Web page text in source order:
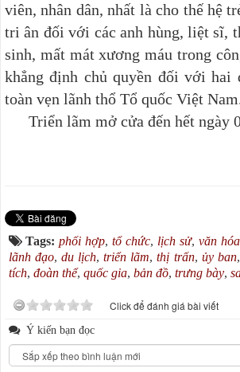
viên, nhân dân, nhất là cho thế hệ
tri ân đối với các anh hùng, liệt sĩ,
sinh, mất mát xương máu trong
khẳng định chủ quyền đối với hai
toàn vẹn lãnh thổ Tổ quốc Việt
Triển lãm mở cửa đến hết ngày
Văn
Tags: phối hợp, tổ chức, lịch sử, văn hóa
lãnh đạo,du lịch,triển lãm,thị trấn, ủy ban,
tích, đoàn thể, quốc gia, bản đồ, trưng bày,
Click để đánh giá bài viết
Ý kiến bạn đọc